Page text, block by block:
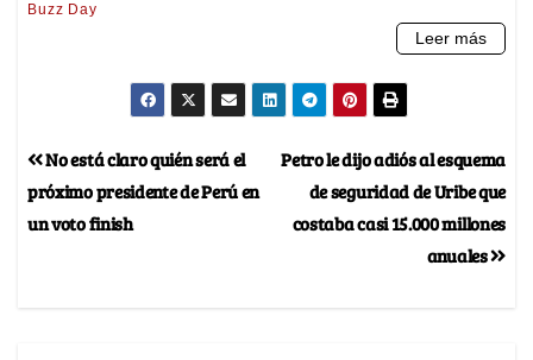
Petro le dijo adiós al esquema
de seguridad de Uribe que
costaba casi 15.000 millones
anuales
No está claro quién será el
próximo presidente de Perú en
un voto finish